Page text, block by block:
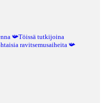
📯Töissä tutkijoina
ravitsemusaiheita 📯